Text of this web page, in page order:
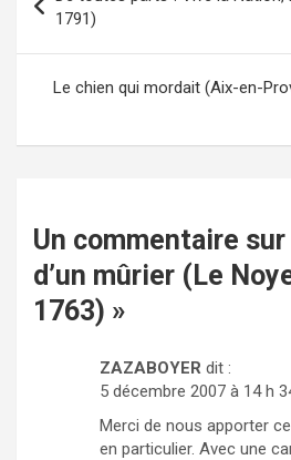
l’article
1791)
Le chien qui mordait (Aix-en-
Un commentaire sur
d’un mûrier (Le
1763) »
ZAZABOYER dit :
5 décembre 2007 à 14 h
Merci de nous apporter
en particulier. Avec une